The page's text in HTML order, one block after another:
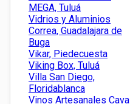
MEGA, Tuluá
Vidrios y Aluminios
Correa, Guadalajara de
Buga
Vikar, Piedecuesta
Viking Box, Tuluá
Villa San Diego,
Floridablanca
Vinos Artesanales Cava